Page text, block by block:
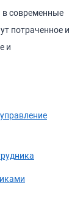
в современные
потраченное и
и